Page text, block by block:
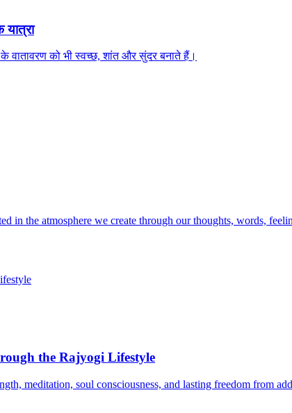
वातावरण को भी स्वच्छ, शांत और सुंदर बनाते हैं।
the atmosphere we create through our thoughts, words,
the Rajyogi Lifestyle
meditation, soul consciousness, and lasting freedom from